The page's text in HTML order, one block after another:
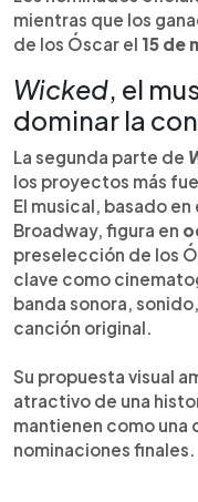
mientras que los
de los Óscar el 15 de
Wicked, el
dominar la
La segunda parte de
los proyectos más
El musical, basado
Broadway, figura en
preselección de los
clave como
banda sonora,
canción original.
Su propuesta visual
atractivo de una
mantienen como una
nominaciones finales.